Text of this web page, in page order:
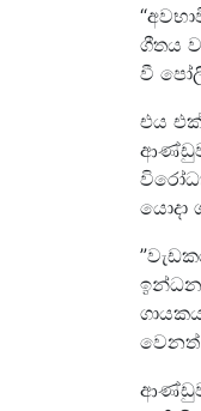
ගීතය
වී
එය
ආණ්ඩුව
යොදා
වෙනත්